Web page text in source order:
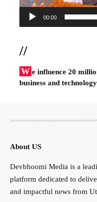
00:00
//
W e influence 20
business and
About US
Devbhoomi Media is a
platform dedicated to
and impactful news from